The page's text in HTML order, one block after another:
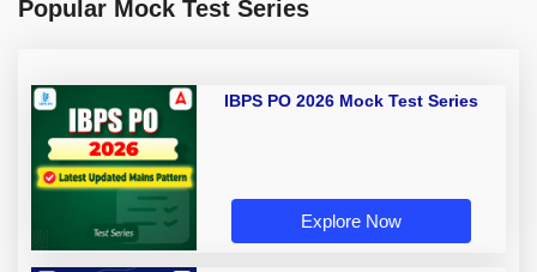
Popular Mock Test Series
IBPS PO 2026 Mock Test Series
Explore Now